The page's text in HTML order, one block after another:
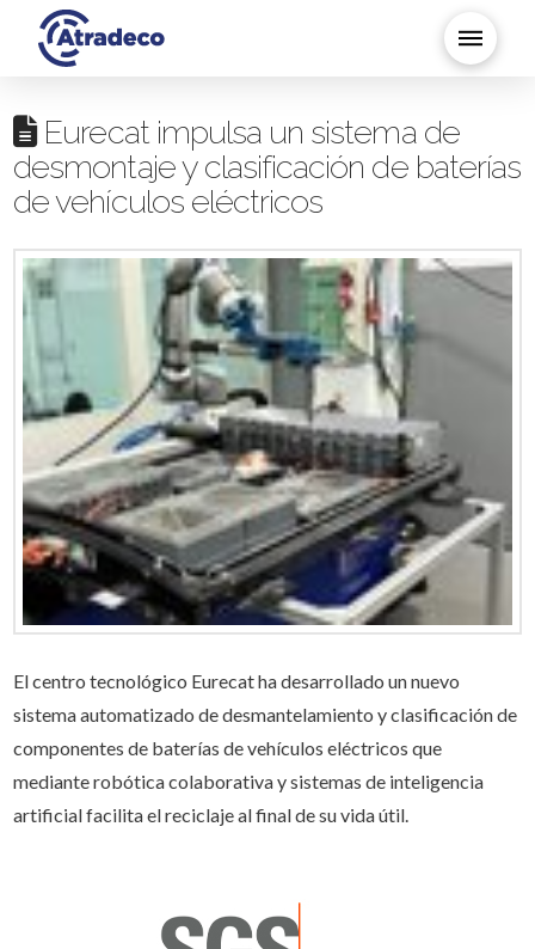
Eurecat impulsa un sistema de
desmontaje y clasificación de baterías
de vehículos eléctricos
El centro tecnológico Eurecat ha desarrollado un nuevo
sistema automatizado de desmantelamiento y clasificación de
componentes de baterías de vehículos eléctricos que
mediante robótica colaborativa y sistemas de inteligencia
artificial facilita el reciclaje al final de su vida útil.